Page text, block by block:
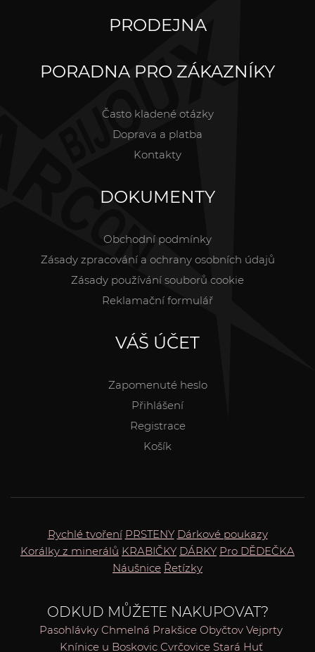
PRODEJNA
PORADNA PRO ZÁKAZNÍKY
Často kladené otázky
Doprava a platba
Kontakty
DOKUMENTY
Obchodní podmínky
Zásady zpracování a ochrany osobních údajů
Zásady používání souborů cookie
Reklamační formulář
VÁŠ ÚČET
Zapomenuté heslo
Přihlášení
Registrace
Košík
Rychlé tvoření PRSTENY Dárkové poukazy
Korálky z minerálů KRABIČKY DÁRKY Pro DĚDEČKA
Náušnice Řetízky
ODKUD MŮŽETE NAKUPOVAT?
Pasohlávky Chmelná Prakšice Obyčtov Vejprty
Knínice u Boskovic Cvrčovice Stará Huť